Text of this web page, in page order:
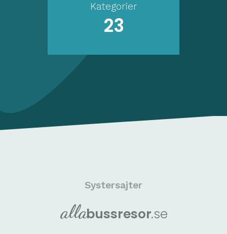
Kategorier
23
Systersajter
allabussresor.se